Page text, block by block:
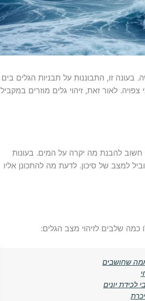
זו, התבוננות על תבניות הגלים בים
לאור זאת, זיהוי גלים מוזרים במקביל
חשוב להבנת מה יקרה על המים. בעונות
למצב של סיכון. לדעת מה להתכונן אליו
כמה שלבים לזיהוי מצב הגלים:
שחושבים
יונים